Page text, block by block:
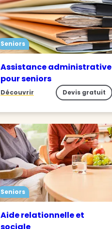
Seniors
Assistance administrative
pour seniors
Découvrir Devis gratuit
Seniors
Aide relationnelle et